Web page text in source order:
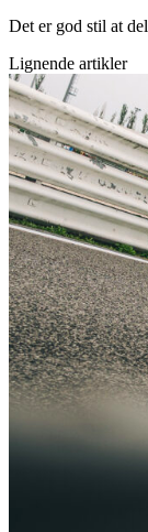
Det er god stil at
Lignende artikler